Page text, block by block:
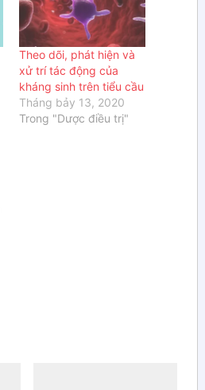
Theo dõi, phát hiện và
xử trí tác động của
kháng sinh trên tiểu cầu
Tháng bảy 13, 2020
Trong "Dược điều trị"